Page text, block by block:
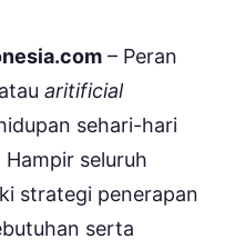
– Peran
aritificial
sehari-hari
seluruh
strategi penerapan
serta